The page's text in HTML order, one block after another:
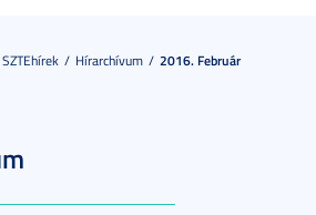
SZTEhírek Hírarchívum 2016. Február